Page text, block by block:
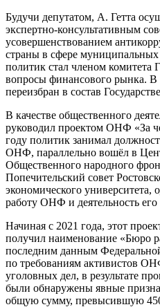
Будучи депутатом, А. Гетта
экспертно-консультативным
усовершенствованием
страны в сфере
политик стал членом
вопросы финансового рынка. В
переизбран в состав
В качестве общественного
руководил проектом ОНФ «За
году политик занимал
ОНФ, параллельно вошёл в
Общественного народного
Попечительский совет
экономического
работу ОНФ и деятельность его
Начиная с 2021 года, этот
получил наименование «Бюро
последним данным
по требованиям активистов
уголовных дел, в результате
были обнаружены явные
общую сумму, превысившую